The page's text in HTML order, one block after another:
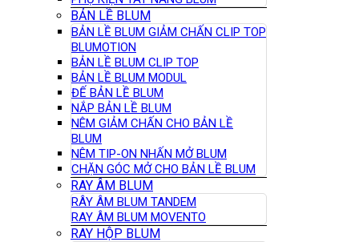
BẢN LỀ BLUM
BẢN LỀ BLUM GIẢM CHẤN CLIP TOP
BLUMOTION
BẢN LỀ BLUM CLIP TOP
BẢN LỀ BLUM MODUL
ĐẾ BẢN LỀ BLUM
NẮP BẢN LỀ BLUM
NÊM GIẢM CHẤN CHO BẢN LỀ
BLUM
NÊM TIP-ON NHẤN MỞ BLUM
CHẶN GÓC MỞ CHO BẢN LỀ BLUM
RAY ÂM BLUM
RÂY ÂM BLUM TANDEM
RAY ÂM BLUM MOVENTO
RAY HỘP BLUM